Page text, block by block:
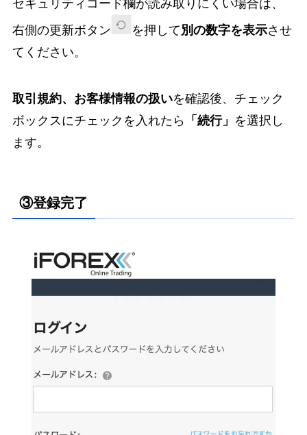
セキュリティコード欄が読み取りにくい場合は、
右側の更新ボタン
を押して 別の数字を表示させ
てください。
取引規約、お客様情報の扱いを確認後、チェック
ボックスにチェックを入れたら
「続行」 を選択し
ます。
③登録完了